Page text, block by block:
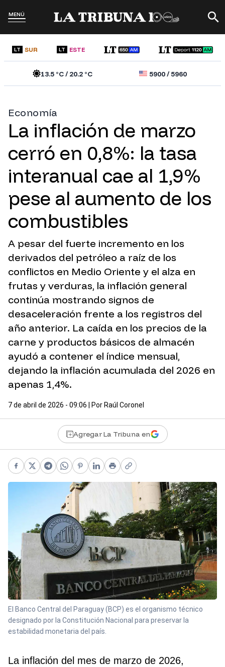
MENÚ
LT SUR LT ESTE
13.5°C /20.2°C 5900/5960
Economía
La inflación de marzo
cerró en 0,8%: la tasa
interanual cae al 1,9%
pese al aumento de los
combustibles
A pesar del fuerte incremento en los
derivados del petróleo a raíz de los
conflictos en Medio Oriente y el alza en
frutas y verduras, la inflación general
continúa mostrando signos de
desaceleración frente a los registros del
año anterior. La caída en los precios de la
carne y productos básicos de almacén
ayudó a contener el índice mensual,
dejando la inflación acumulada del 2026 en
apenas 1,4%.
7 de abril de 2026 - 09:06 | Por Raúl Coronel
Agregar La Tribuna en
Facebook
X Telegram
WhatsApp
Pinterest
LinkedIn
PrintCopy link
El Banco Central del Paraguay (BCP) es el organismo técnico
designado por la Constitución Nacional para preservar la
estabilidad monetaria del país.
La inflación del mes de marzo de 2026,